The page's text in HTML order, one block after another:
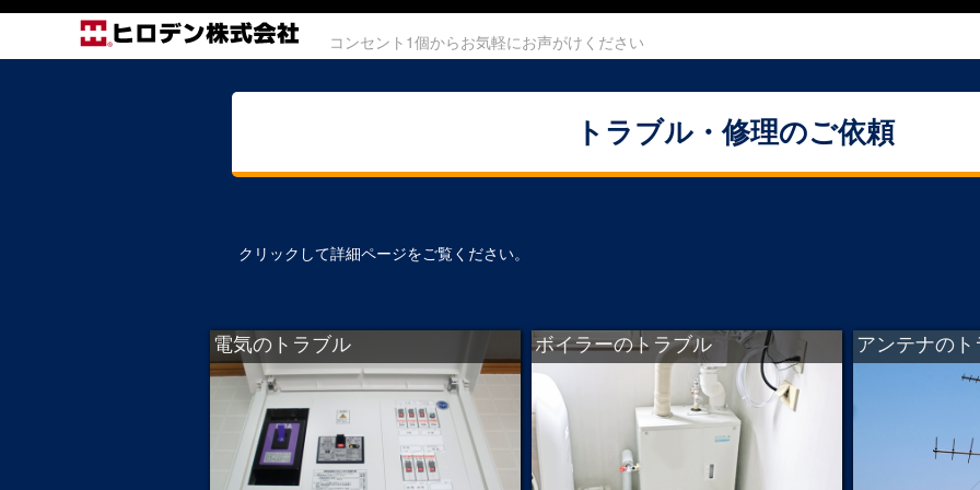
コンセント1個からお気軽にお声がけください
トラブル・修理のご依頼
クリックして詳細ページをご覧ください。
電気のトラブル ボイラーのトラブル アンテナの